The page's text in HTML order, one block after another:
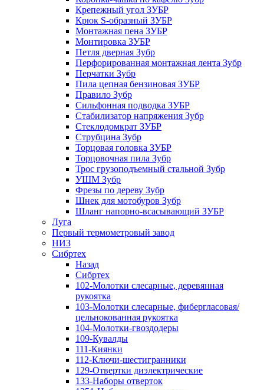
Крепежный угол ЗУБР
Крюк S-образный ЗУБР
Монтажная пена ЗУБР
Монтировка ЗУБР
Петля дверная Зубр
Перфорированная монтажная лента Зубр
Перчатки Зубр
Пила цепная бензиновая ЗУБР
Правило Зубр
Сильфонная подводка ЗУБР
Стабилизатор напряжения Зубр
Стеклодомкрат ЗУБР
Струбцина Зубр
Торцовая головка ЗУБР
Торцовочная пила Зубр
Трос грузоподъемный стальной Зубр
УШМ Зубр
Фрезы по дереву Зубр
Шнек для мотобуров Зубр
Шланг напорно-всасывающий ЗУБР
Луга
Первый термометровый завод
НИЗ
Сибртех
Назад
Сибртех
102-Молотки слесарные, деревянная
рукоятка
103-Молотки слесарные, фибергласовая/
цельнокованная рукоятка
104-Молотки-гвоздодеры
109-Кувалды
111-Киянки
112-Ключи-шестигранники
129-Отвертки диэлектрические
133-Наборы отверток